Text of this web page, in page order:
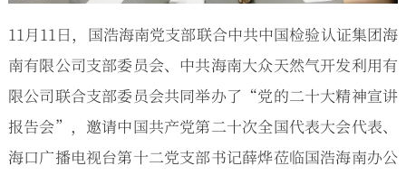
11月11日，国浩海南党支部联合中共中国检验认证集团海
南有限公司支部委员会、中共海南大众天然气开发利用有
限公司联合支部委员会共同举办了“党的二十大精神宣讲
报告会”，邀请中国共产党第二十次全国代表大会代表、
海口广播电视台第十二党支部书记薛烨莅临国浩海南办公